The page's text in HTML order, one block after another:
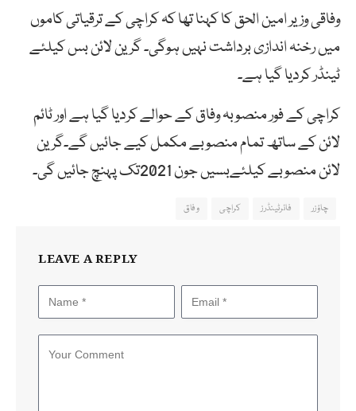
وفاقی وزیر امین الحق کا کہنا تھا کہ کراچی کے ترقیاتی کاموں
میں رخنہ اندازی برداشت نہیں ہوگی۔ گرین لائن بس کیلئے
ٹینڈر کردیا گیا ہے۔
کراچی کے فور منصوبہ وفاق کے حوالے کردیا گیا ہے اور ٹائم
لائن کے ساتھ تمام منصوبے مکمل کیے جائیں گے۔گرین
لائن منصوبے کیلئےبسیں جون 2021تک پہنچ جائیں گی۔
چاؤزر فائرٹینڈرز کراچی وفاق
LEAVE A REPLY